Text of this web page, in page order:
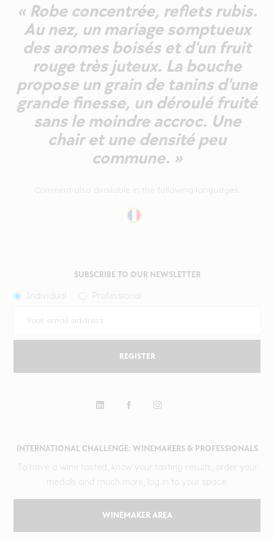
« Robe concentrée, reflets rubis.
Au nez, un mariage somptueux
des aromes boisés et d'un fruit
rouge très juteux. La bouche
propose un grain de tanins d'une
grande finesse, un déroulé fruité
sans le moindre accroc. Une
chair et une densité peu
commune. »
INTERNATIONAL CHALLENGE: WINEMAKERS & PROFESSIONALS
WINEMAKER AREA
SUBSCRIBE TO OUR NEWSLETTER
REGISTER